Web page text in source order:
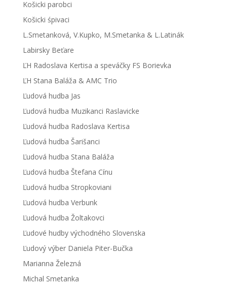
Košicki parobci
Košicki śpivaci
L.Smetanková, V.Kupko, M.Smetanka & L.Latinák
Labirsky Beťare
ĽH Radoslava Kertisa a speváčky FS Borievka
ĽH Stana Baláža & AMC Trio
Ľudová hudba Jas
Ľudová hudba Muzikanci Raslavicke
Ľudová hudba Radoslava Kertisa
Ľudová hudba Šarišanci
Ľudová hudba Stana Baláža
Ľudová hudba Štefana Cínu
Ľudová hudba Stropkoviani
Ľudová hudba Verbunk
Ľudová hudba Žoltakovci
Ľudové hudby východného Slovenska
Ľudový výber Daniela Piter-Bučka
Marianna Železná
Michal Smetanka